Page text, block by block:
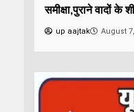
समीक्षा,पुराने वादों के
up aajtak August